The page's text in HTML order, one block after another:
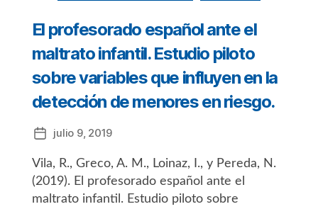
El profesorado español ante el
maltrato infantil. Estudio piloto
sobre variables que influyen en la
detección de menores en riesgo.
Fecha
la
entrada
julio 9, 2019
Vila, R., Greco, A. M., Loinaz, I., y Pereda, N.
(2019). El profesorado español ante el
maltrato infantil. Estudio piloto sobre